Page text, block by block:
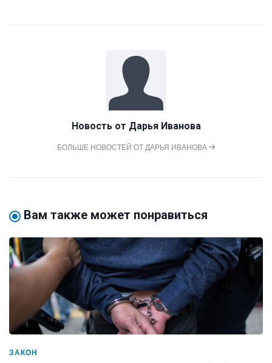
Новость от Дарья Иванова
БОЛЬШЕ НОВОСТЕЙ ОТ ДАРЬЯ ИВАНОВА
Вам также может понравиться
ЗАКОН